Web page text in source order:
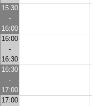
15:30
-
16:00
16:00
-
16:30
16:30
-
17:00
17:00